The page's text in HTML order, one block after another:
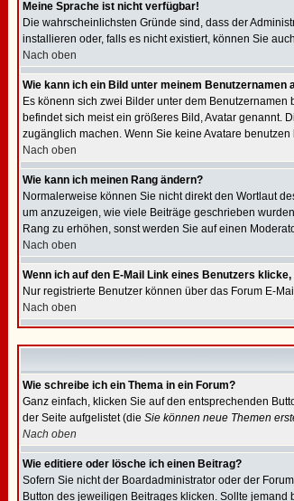
Meine Sprache ist nicht verfügbar!
Die wahrscheinlichsten Gründe sind, dass der
installieren oder, falls es nicht existiert, können Sie
Nach oben
Wie kann ich ein Bild unter meinem Benutzernamen
Es könenn sich zwei Bilder unter dem
befindet sich meist ein größeres Bild, Avatar genannt.
zugänglich machen. Wenn Sie keine Avatare
Nach oben
Wie kann ich meinen Rang ändern?
Normalerweise können Sie nicht direkt den Wortlaut
um anzuzeigen, wie viele Beiträge geschrieben
Rang zu erhöhen, sonst werden Sie auf einen
Nach oben
Wenn ich auf den E-Mail Link eines Benutzers
Nur registrierte Benutzer können über das Forum E-
Nach oben
Wie schreibe ich ein Thema in ein Forum?
Ganz einfach, klicken Sie auf den entsprechenden
der Seite aufgelistet (die Sie können neue Themen
Nach oben
Wie editiere oder lösche ich einen Beitrag?
Sofern Sie nicht der Boardadministrator oder der
Button des jeweiligen Beitrages klicken. Sollte